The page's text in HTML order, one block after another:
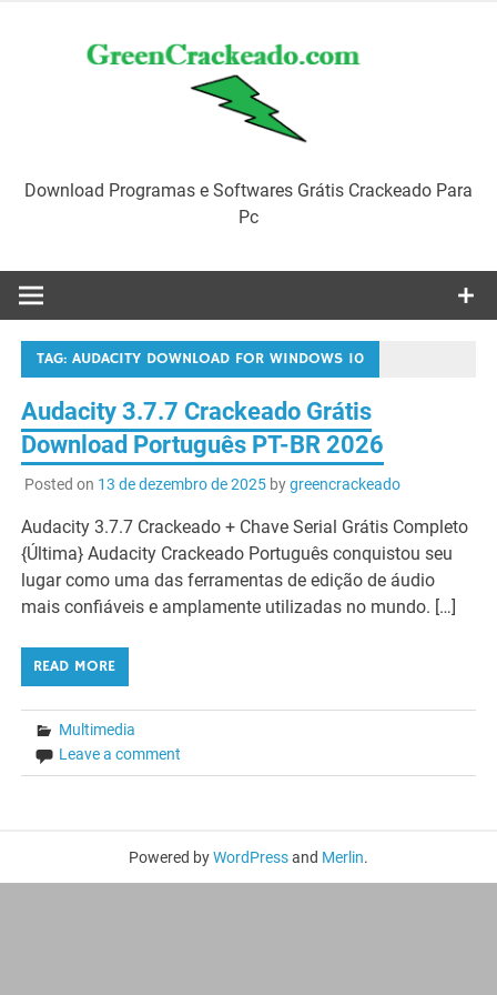
Download Programas e Softwares Grátis Crackeado Para
Pc
TAG:AUDACITY DOWNLOAD FOR WINDOWS 10
Audacity 3.7.7 Crackeado Grátis
Download Português PT-BR 2026
Posted on 13 de dezembro de 2025bygreencrackeado
Audacity 3.7.7 Crackeado + Chave Serial Grátis Completo
{Última} Audacity Crackeado Português conquistou seu
lugar como uma das ferramentas de edição de áudio
mais confiáveis ​​e amplamente utilizadas no mundo. […]
READ MORE
Multimedia
Leave a comment
Powered byWordPressand Merlin.